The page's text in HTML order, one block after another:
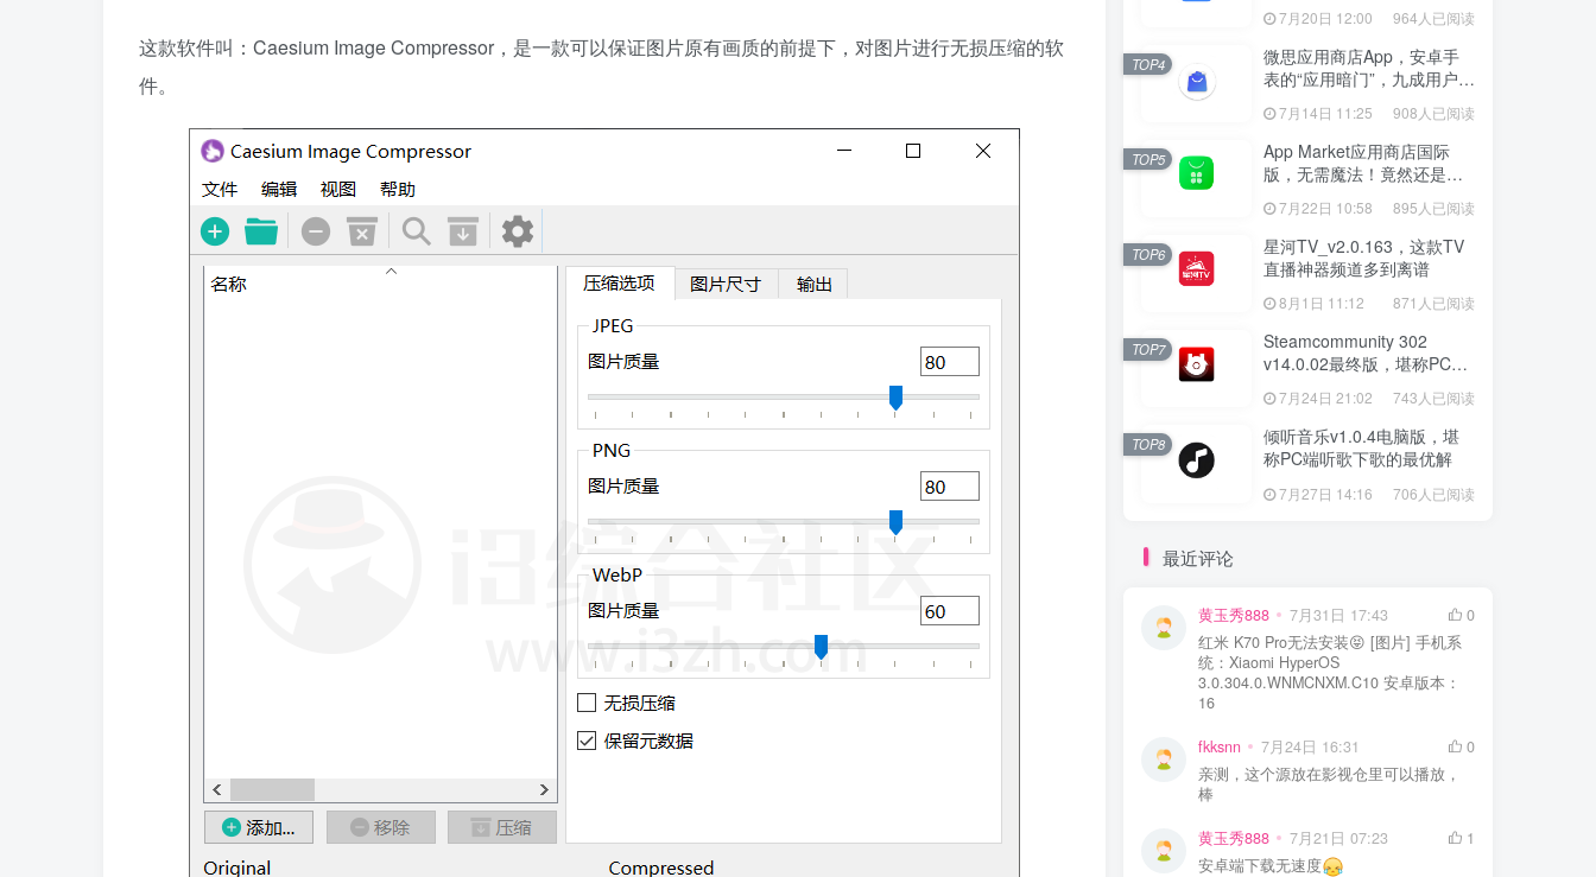
这款软件叫：Caesium Image Compressor，是一款可以保证图片原有画质的前提下，对图片进行无损压缩的软
件。
7月20日 12:00 964人已阅读
微思应用商店App，安卓手
表的“应用暗门”，九成用户还
没发现
7月14日 11:25 908人已阅读
TOP4
App Market应用商店国际
版，无需魔法！竟然还是大
厂出品？
7月22日 10:58 895人已阅读
TOP5
星河TV_v2.0.163，这款TV
直播神器频道多到离谱
8月1日 11:12 871人已阅读
TOP6
Steamcommunity 302
v14.0.02最终版，堪称PC玩
家必备的网络工具箱
7月24日 21:02 743人已阅读
TOP7
倾听音乐v1.0.4电脑版，堪
称PC端听歌下歌的最优解
7月27日 14:16 706人已阅读
TOP8
最近评论
黄玉秀888 7月31日 17:43
0
红米 K70 Pro无法安装😝 [图片] 手机系
统：Xiaomi HyperOS
3.0.304.0.WNMCNXM.C10 安卓版本：
16
fkksnn 7月24日 16:31
0
亲测，这个源放在影视仓里可以播放，
棒
黄玉秀888 7月21日 07:23
1
安卓端下载无速度